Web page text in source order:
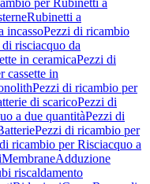
per Rubinetti a
Rubinetti a
incassoPezzi di ricambio
risciacquo da
in ceramicaPezzi di
cassette in
Pezzi di ricambio per
di scaricoPezzi di
a due quantitàPezzi di
Pezzi di ricambio per
ricambio per Risciacquo a
MembraneAdduzione
riscaldamento